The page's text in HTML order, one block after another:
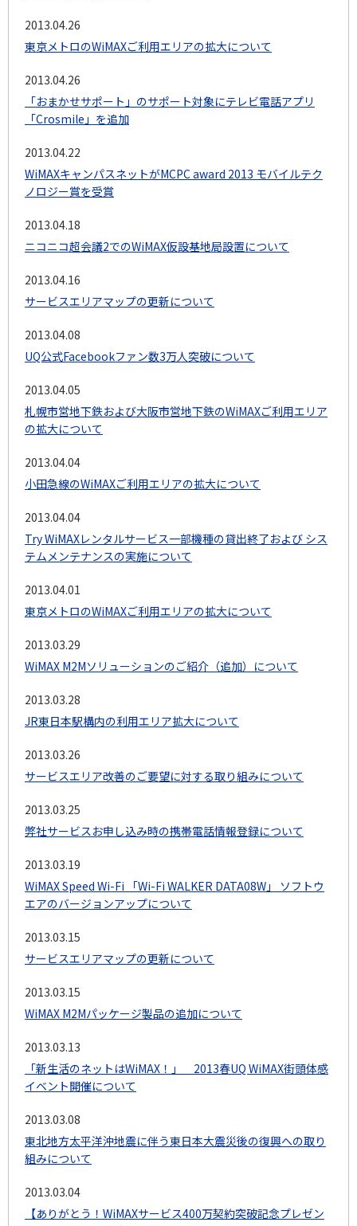
2013.04.26
東京メトロのWiMAXご利用エリアの拡大について
2013.04.26
「おまかせサポート」のサポート対象にテレビ電話アプリ
「Crosmile」を追加
2013.04.22
WiMAXキャンパスネットがMCPC award 2013 モバイルテク
ノロジー賞を受賞
2013.04.18
ニコニコ超会議2でのWiMAX仮設基地局設置について
2013.04.16
サービスエリアマップの更新について
2013.04.08
UQ公式Facebookファン数3万人突破について
2013.04.05
札幌市営地下鉄および大阪市営地下鉄のWiMAXご利用エリア
の拡大について
2013.04.04
小田急線のWiMAXご利用エリアの拡大について
2013.04.04
Try WiMAXレンタルサービス一部機種の貸出終了および シス
テムメンテナンスの実施について
2013.04.01
東京メトロのWiMAXご利用エリアの拡大について
2013.03.29
WiMAX M2Mソリューションのご紹介（追加）について
2013.03.28
JR東日本駅構内の利用エリア拡大について
2013.03.26
サービスエリア改善のご要望に対する取り組みについて
2013.03.25
弊社サービスお申し込み時の携帯電話情報登録について
2013.03.19
WiMAX Speed Wi-Fi 「Wi-Fi WALKER DATA08W」 ソフトウ
エアのバージョンアップについて
2013.03.15
サービスエリアマップの更新について
2013.03.15
WiMAX M2Mパッケージ製品の追加について
2013.03.13
「新生活のネットはWiMAX！」 2013春UQ WiMAX街頭体感
イベント開催について
2013.03.08
東北地方太平洋沖地震に伴う東日本大震災後の復興への取り
組みについて
2013.03.04
【ありがとう！WiMAXサービス400万契約突破記念プレゼン